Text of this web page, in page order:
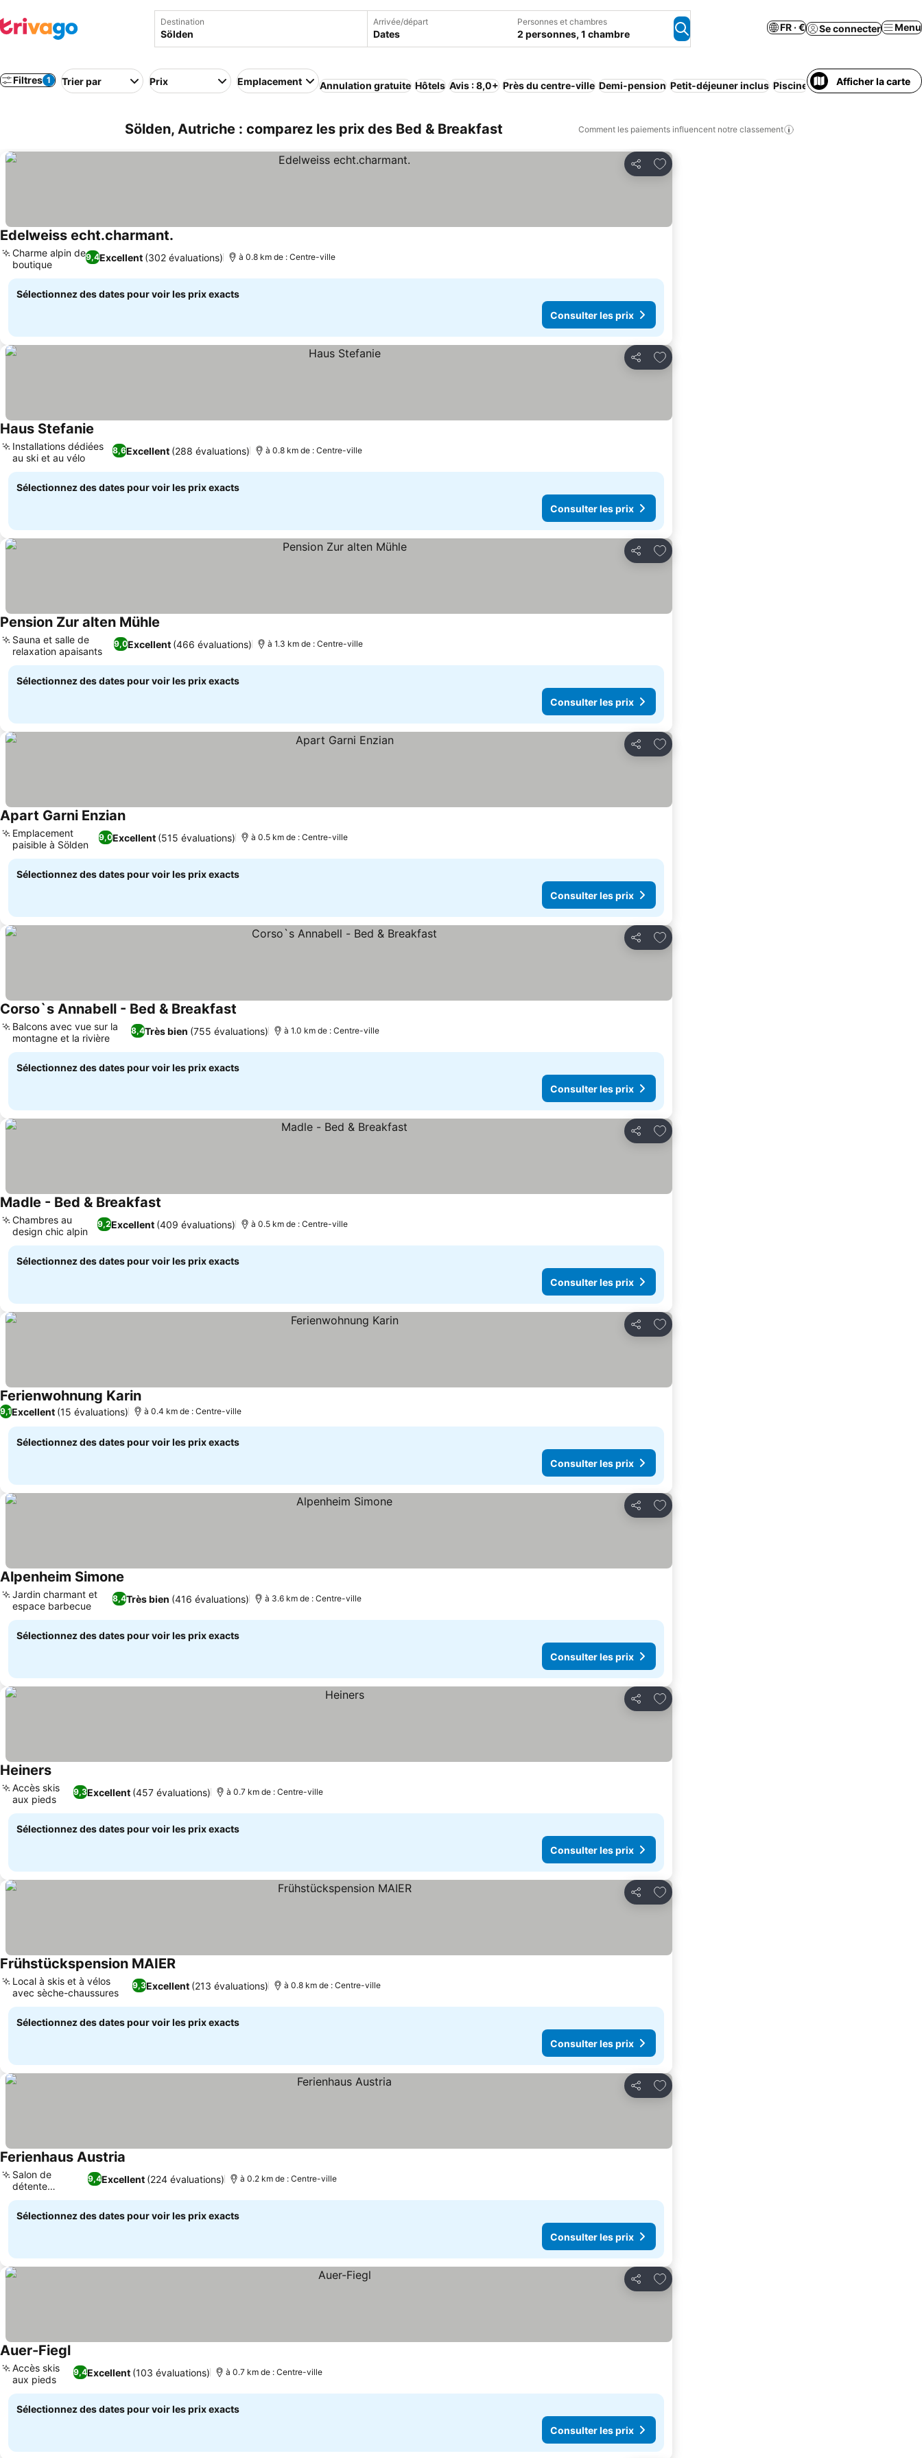
Destination Arrivée/départ
Dates
Personnes et chambres
2 personnes, 1 chambre
FR · € Se connecter Menu
Filtres 1 Trier par Prix Emplacement Annulation gratuite Hôtels Avis : 8,0+ Près du centre-ville Demi-pension Petit-déjeuner inclus Piscine Parking Animaux
Afficher la carte
Sölden, Autriche : comparez les prix des Bed & Breakfast Comment les paiements influencent notre classement
Partager
Ajouter à mes favoris
Edelweiss echt.charmant.
9,4Excellent (302 évaluations)
Charme alpin de
boutique
à 0.8 km de : Centre-ville
Sélectionnez des dates pour voir les prix exacts
Consulter les prix
Partager
Ajouter à mes favoris
Haus Stefanie
8,6Excellent (288 évaluations)
Installations dédiées
au ski et au vélo
à 0.8 km de : Centre-ville
Sélectionnez des dates pour voir les prix exacts
Consulter les prix
Partager
Ajouter à mes favoris
Pension Zur alten Mühle
9,0Excellent (466 évaluations)
Sauna et salle de
relaxation apaisants
à 1.3 km de : Centre-ville
Sélectionnez des dates pour voir les prix exacts
Consulter les prix
Partager
Ajouter à mes favoris
Apart Garni EnzianConsulter les prix
9,0Excellent (515 évaluations)
Emplacement
paisible à Sölden
à 0.5 km de : Centre-ville
Sélectionnez des dates pour voir les prix exacts
Consulter les prix
Partager
Ajouter à mes favoris
Corso`s Annabell - Bed & Breakfast
8,4Très bien (755 évaluations)
Balcons avec vue sur la
montagne et la rivière
à 1.0 km de : Centre-ville
Sélectionnez des dates pour voir les prix exacts
Consulter les prix
Partager
Ajouter à mes favoris
Madle - Bed & Breakfast
9,2Excellent (409 évaluations)
Chambres au
design chic alpin
à 0.5 km de : Centre-ville
Sélectionnez des dates pour voir les prix exacts
Consulter les prix
Partager
Ajouter à mes favoris
Ferienwohnung KarinConsulter les prix
9,1Excellent (15 évaluations) à 0.4 km de : Centre-ville
Sélectionnez des dates pour voir les prix exacts
Consulter les prix
Partager
Ajouter à mes favoris
Alpenheim Simone
8,4Très bien (416 évaluations)
Jardin charmant et
espace barbecue
à 3.6 km de : Centre-ville
Sélectionnez des dates pour voir les prix exacts
Consulter les prix
Partager
Ajouter à mes favoris
HeinersConsulter les prix
9,3Excellent (457 évaluations)
Accès skis
aux pieds
à 0.7 km de : Centre-ville
Sélectionnez des dates pour voir les prix exacts
Consulter les prix
Partager
Ajouter à mes favoris
Frühstückspension MAIERConsulter les prix
9,3Excellent (213 évaluations)
Local à skis et à vélos
avec sèche-chaussures
à 0.8 km de : Centre-ville
Sélectionnez des dates pour voir les prix exacts
Consulter les prix
Partager
Ajouter à mes favoris
Ferienhaus Austria
9,4Excellent (224 évaluations)
Salon de
détente
moderne
à 0.2 km de : Centre-ville
Sélectionnez des dates pour voir les prix exacts
Consulter les prix
Partager
Ajouter à mes favoris
Auer-FieglConsulter les prix
9,4Excellent (103 évaluations)
Accès skis
aux pieds
à 0.7 km de : Centre-ville
Sélectionnez des dates pour voir les prix exacts
Consulter les prix